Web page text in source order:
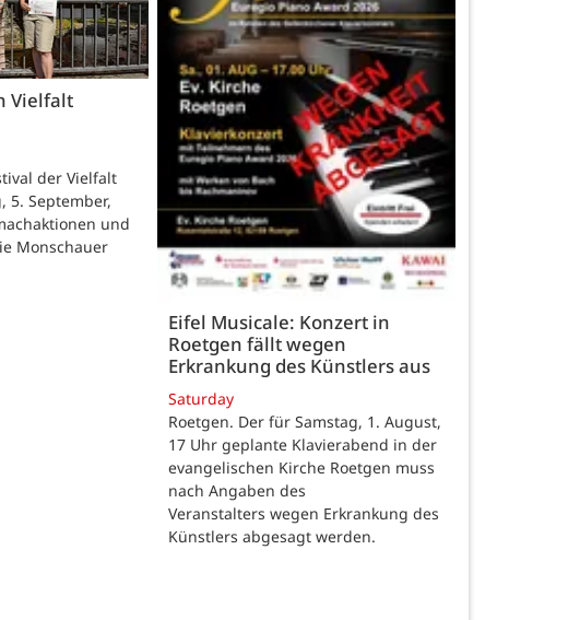
Vielfalt
der Vielfalt
5. September,
und
Monschauer
Eifel Musicale: Konzert in
Roetgen fällt wegen
Erkrankung des Künstlers aus
Saturday
Roetgen. Der für Samstag, 1. August,
17 Uhr geplante Klavierabend in der
evangelischen Kirche Roetgen muss
nach Angaben des
Veranstalters wegen Erkrankung des
Künstlers abgesagt werden.